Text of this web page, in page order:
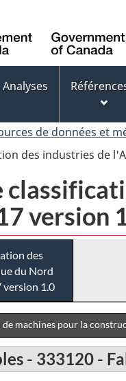
Analyses
de données et
des industries de
version
des
du Nord
version 1.0
machines pour la
- 333120 -